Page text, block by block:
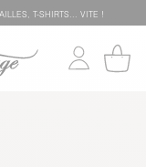
T-SHIRTS... VITE !